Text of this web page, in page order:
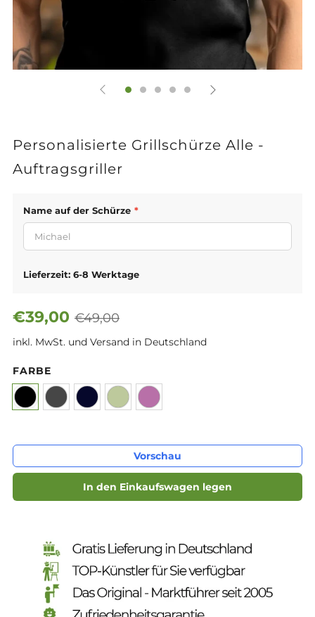
Personalisierte Grillschürze Alle -
Auftragsgriller
€39,00 €49,00
inkl. MwSt. und Versand in Deutschland
FARBE
Name auf der Schürze *
Lieferzeit: 6-8 Werktage
Vorschau
In den Einkaufswagen legen